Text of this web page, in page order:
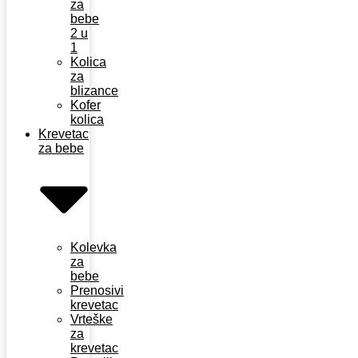
za
bebe
2 u
1
Kolica
za
blizance
Kofer
kolica
Krevetac
za bebe
Kolevka
za
bebe
Prenosivi
krevetac
Vrteške
za
krevetac